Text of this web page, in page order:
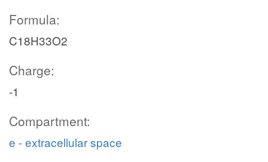
Formula:
C18H33O2
Charge:
-1
Compartment:
e - extracellular space